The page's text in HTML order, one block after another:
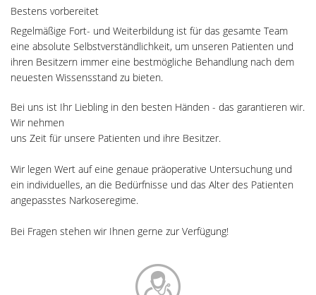
Bestens vorbereitet
Regelmäßige Fort- und Weiterbildung ist für das gesamte Team
eine absolute Selbstverständlichkeit, um unseren Patienten und
ihren Besitzern immer eine bestmögliche Behandlung nach dem
neuesten Wissensstand zu bieten.
Bei uns ist Ihr Liebling in den besten Händen - das garantieren wir.
Wir nehmen
uns Zeit für unsere Patienten und ihre Besitzer.
Wir legen Wert auf eine genaue präoperative Untersuchung und
ein individuelles, an die Bedürfnisse und das Alter des Patienten
angepasstes Narkoseregime.
Bei Fragen stehen wir Ihnen gerne zur Verfügung!